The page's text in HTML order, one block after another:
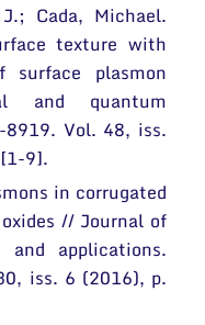
Cada, Michael.
texture with
surface plasmon
and quantum
Vol. 48, iss.
9].
in corrugated
// Journal of
and applications.
iss. 6 (2016), p.